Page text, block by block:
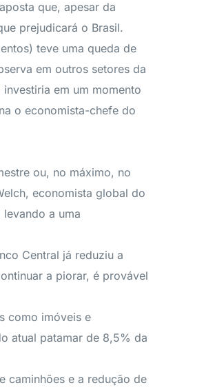
que, apesar da
prejudicará o Brasil.
teve uma queda de
em outros setores da
em um momento
o economista-chefe do
ou, no máximo, no
economista global do
a uma
Central já reduziu a
a piorar, é provável
como imóveis e
atual patamar de 8,5% da
caminhões e a redução de